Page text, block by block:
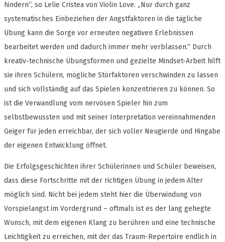
hindern“, so Lelie Cristea von Violin Love. „Nur durch ganz
systematisches Einbeziehen der Angstfaktoren in die tägliche
Übung kann die Sorge vor erneuten negativen Erlebnissen
bearbeitet werden und dadurch immer mehr verblassen.“ Durch
kreativ-technische Übungsformen und gezielte Mindset-Arbeit hilft
sie ihren Schülern, mögliche Störfaktoren verschwinden zu lassen
und sich vollständig auf das Spielen konzentrieren zu können. So
ist die Verwandlung vom nervösen Spieler hin zum
selbstbewussten und mit seiner Interpretation vereinnahmenden
Geiger für jeden erreichbar, der sich voller Neugierde und Hingabe
der eigenen Entwicklung öffnet.
Die Erfolgsgeschichten ihrer Schülerinnen und Schüler beweisen,
dass diese Fortschritte mit der richtigen Übung in jedem Alter
möglich sind. Nicht bei jedem steht hier die Überwindung von
Vorspielangst im Vordergrund – oftmals ist es der lang gehegte
Wunsch, mit dem eigenen Klang zu berühren und eine technische
Leichtigkeit zu erreichen, mit der das Traum-Repertoire endlich in